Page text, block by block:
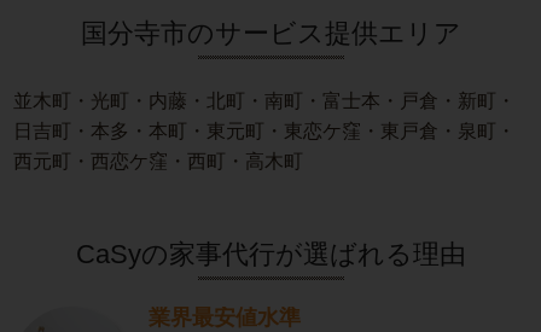
国分寺市のサービス提供エリア
並木町・光町・内藤・北町・南町・富士本・戸倉・新町・
日吉町・本多・本町・東元町・東恋ケ窪・東戸倉・泉町・
西元町・西恋ケ窪・西町・高木町
CaSyの家事代行が選ばれる理由
業界最安値水準